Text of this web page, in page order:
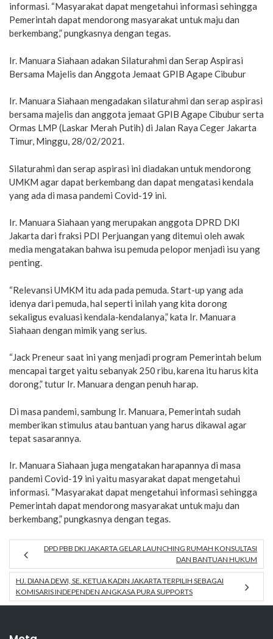
informasi. “Masyarakat dapat mengetahui informasi sehingga
Pemerintah dapat mendorong masyarakat untuk maju dan
berkembang,” pungkasnya dengan tegas.
Ir. Manuara Siahaan adakan Silaturahmi dan Serap Aspirasi
Bersama Majelis dan Anggota Jemaat GPIB Agape Cibubur
Ir. Manuara Siahaan mengadakan silaturahmi dan serap aspirasi
bersama majelis dan anggota jemaat GPIB Agape Cibubur serta
Ormas LMP (Laskar Merah Putih) di Jalan Raya Ceger Jakarta
Timur, Minggu, 28/02/2021.
Silaturahmi dan serap aspirasi ini diadakan untuk mendorong
UMKM agar dapat berkembang dan dapat mengatasi kendala
yang ada di masa pandemi Covid-19 ini.
Ir. Manuara Siahaan yang merupakan anggota DPRD DKI
Jakarta dari fraksi PDI Perjuangan yang ditemui oleh awak
media mengatakan bahwa isu pemuda pelopor menjadi isu yang
penting.
“Relevansi UMKM itu ada pada pemuda. Start-up yang ada
idenya dari pemuda, hal seperti inilah yang kita dorong
sekaligus evaluasi kendala-kendalanya,” kata Ir. Manuara
Siahaan dengan mimik yang serius.
“Jack Preneur saat ini yang menjadi program Pemerintah belum
mencapai target yaitu sebanyak 250 ribu, karena itu harus kita
dorong,” tutur Ir. Manuara dengan penuh harap.
Di masa pandemi, sambung Ir. Manuara, Pemerintah sudah
memberikan stimulus atau bantuan yang harus dikawal agar
tepat sasarannya.
Ir. Manuara Siahaan juga mengatakan harapannya di masa
pandemi Covid-19 ini yaitu masyarakat dapat mengetahui
informasi. “Masyarakat dapat mengetahui informasi sehingga
Pemerintah dapat mendorong masyarakat untuk maju dan
berkembang,” pungkasnya dengan tegas.
DPD PBB DKI JAKARTA GELAR LAUNCHING RUMAH KONSULTASI
DAN BANTUAN HUKUM
HJ. DIANA DEWI, SE. KETUA KADIN JAKARTA TERPILIH SEBAGAI
KOMISARIS INDEPENDEN ANGKASA PURA SUPPORTS